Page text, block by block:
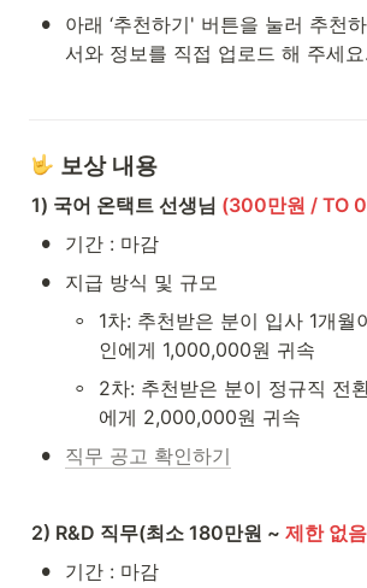
•
아래 ‘추천하기' 버튼을 눌러 추천
서와 정보를 직접 업로드 해 주세요.
보상 내용
1) 국어 온택트 선생님 (300만원 / TO
• 기간 : 마감
• 지급 방식 및 규모
◦
1차: 추천받은 분이 입사 1개월
인에게 1,000,000원 귀속
◦
2차: 추천받은 분이 정규직 전
에게 2,000,000원 귀속
• 직무 공고 확인하기
2) R&D 직무(최소 180만원 ~ 제한 없음
• 기간 : 마감